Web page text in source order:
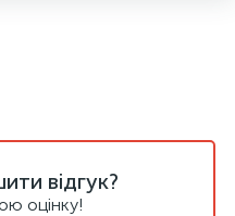
відгук?
оцінку!